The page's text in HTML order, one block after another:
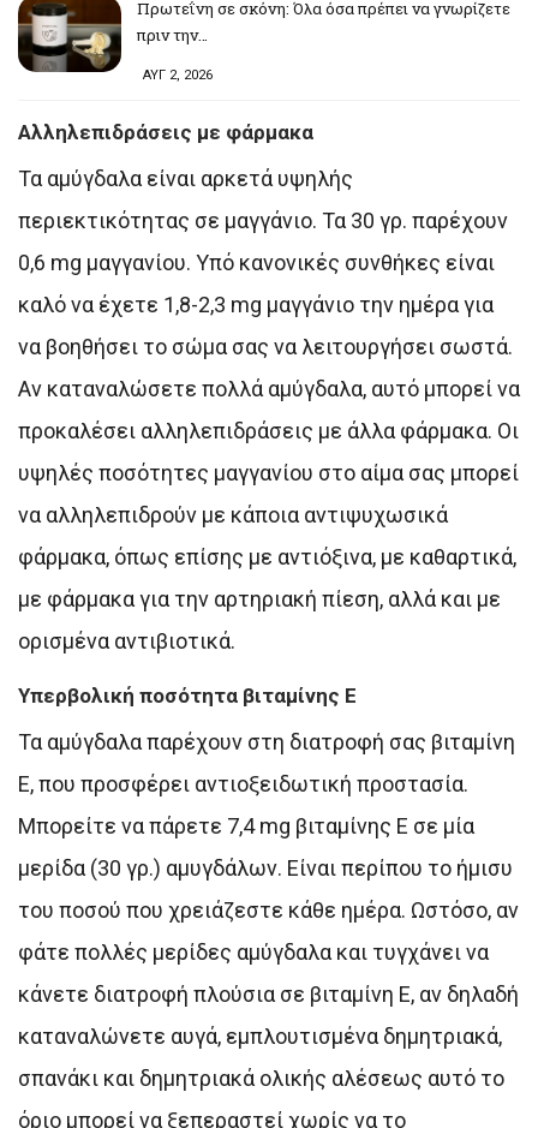
Πρωτεΐνη σε σκόνη: Όλα όσα πρέπει να γνωρίζετε
πριν την…
ΑΥΓ 2, 2026
Αλληλεπιδράσεις με φάρμακα
Τα αμύγδαλα είναι αρκετά υψηλής
περιεκτικότητας σε μαγγάνιο. Τα 30 γρ. παρέχουν
0,6 mg μαγγανίου. Υπό κανονικές συνθήκες είναι
καλό να έχετε 1,8-2,3 mg μαγγάνιο την ημέρα για
να βοηθήσει το σώμα σας να λειτουργήσει σωστά.
Αν καταναλώσετε πολλά αμύγδαλα, αυτό μπορεί να
προκαλέσει αλληλεπιδράσεις με άλλα φάρμακα. Οι
υψηλές ποσότητες μαγγανίου στο αίμα σας μπορεί
να αλληλεπιδρούν με κάποια αντιψυχωσικά
φάρμακα, όπως επίσης με αντιόξινα, με καθαρτικά,
με φάρμακα για την αρτηριακή πίεση, αλλά και με
ορισμένα αντιβιοτικά.
Υπερβολική ποσότητα βιταμίνης Ε
Τα αμύγδαλα παρέχουν στη διατροφή σας βιταμίνη
Ε, που προσφέρει αντιοξειδωτική προστασία.
Μπορείτε να πάρετε 7,4 mg βιταμίνης Ε σε μία
μερίδα (30 γρ.) αμυγδάλων. Είναι περίπου το ήμισυ
του ποσού που χρειάζεστε κάθε ημέρα. Ωστόσο, αν
φάτε πολλές μερίδες αμύγδαλα και τυγχάνει να
κάνετε διατροφή πλούσια σε βιταμίνη Ε, αν δηλαδή
καταναλώνετε αυγά, εμπλουτισμένα δημητριακά,
σπανάκι και δημητριακά ολικής αλέσεως αυτό το
όριο μπορεί να ξεπεραστεί χωρίς να το